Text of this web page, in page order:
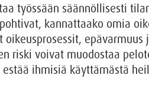
työssään säännöllisesti
kannattaako omia
oikeusprosessit, epävarmuus
riski voivat muodostaa
ihmisiä käyttämästä